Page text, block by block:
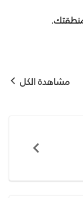
مشاهدة الكل